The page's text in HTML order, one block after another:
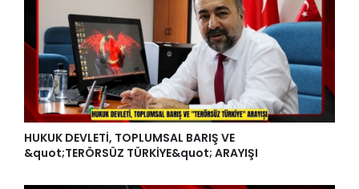
HUKUK DEVLETİ, TOPLUMSAL BARIŞ VE
&quot;TERÖRSÜZ TÜRKİYE&quot; ARAYIŞI